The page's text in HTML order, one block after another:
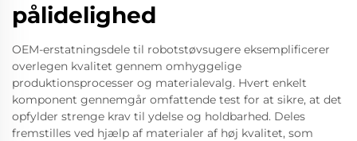
pålidelighed
OEM-erstatningsdele til robotstøvsugere eksemplificerer
overlegen kvalitet gennem omhyggelige
produktionsprocesser og materialevalg. Hvert enkelt
komponent gennemgår omfattende test for at sikre, at det
opfylder strenge krav til ydelse og holdbarhed. Deles
fremstilles ved hjælp af materialer af høj kvalitet, som